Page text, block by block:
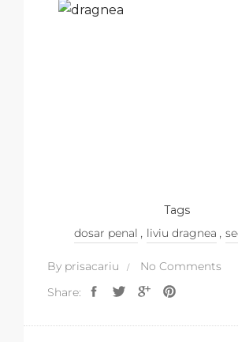
Tags
dosar penal , liviu dragnea ,
By prisacariu
No Comments
Share: